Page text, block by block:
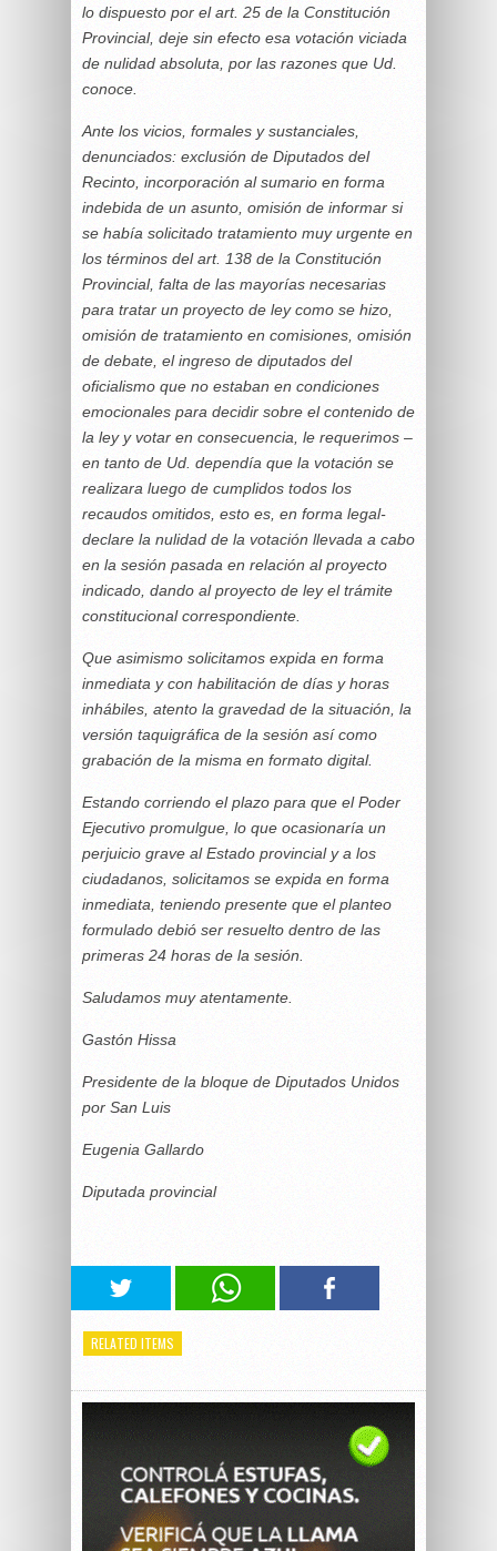
lo dispuesto por el art. 25 de la Constitución
Provincial, deje sin efecto esa votación viciada
de nulidad absoluta, por las razones que Ud.
conoce.
Ante los vicios, formales y sustanciales,
denunciados: exclusión de Diputados del
Recinto, incorporación al sumario en forma
indebida de un asunto, omisión de informar si
se había solicitado tratamiento muy urgente en
los términos del art. 138 de la Constitución
Provincial, falta de las mayorías necesarias
para tratar un proyecto de ley como se hizo,
omisión de tratamiento en comisiones, omisión
de debate, el ingreso de diputados del
oficialismo que no estaban en condiciones
emocionales para decidir sobre el contenido de
la ley y votar en consecuencia, le requerimos –
en tanto de Ud. dependía que la votación se
realizara luego de cumplidos todos los
recaudos omitidos, esto es, en forma legal-
declare la nulidad de la votación llevada a cabo
en la sesión pasada en relación al proyecto
indicado, dando al proyecto de ley el trámite
constitucional correspondiente.
Que asimismo solicitamos expida en forma
inmediata y con habilitación de días y horas
inhábiles, atento la gravedad de la situación, la
versión taquigráfica de la sesión así como
grabación de la misma en formato digital.
Estando corriendo el plazo para que el Poder
Ejecutivo promulgue, lo que ocasionaría un
perjuicio grave al Estado provincial y a los
ciudadanos, solicitamos se expida en forma
inmediata, teniendo presente que el planteo
formulado debió ser resuelto dentro de las
primeras 24 horas de la sesión.
Saludamos muy atentamente.
Gastón Hissa
Presidente de la bloque de Diputados Unidos
por San Luis
Eugenia Gallardo
Diputada provincial
RELATED ITEMS